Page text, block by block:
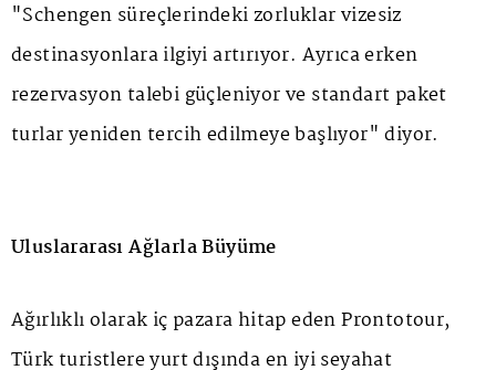
"Schengen süreçlerindeki zorluklar vizesiz
destinasyonlara ilgiyi artırıyor. Ayrıca erken
rezervasyon talebi güçleniyor ve standart paket
turlar yeniden tercih edilmeye başlıyor" diyor.
Uluslararası Ağlarla Büyüme
Ağırlıklı olarak iç pazara hitap eden Prontotour,
Türk turistlere yurt dışında en iyi seyahat